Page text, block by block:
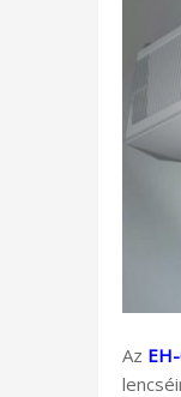
Az